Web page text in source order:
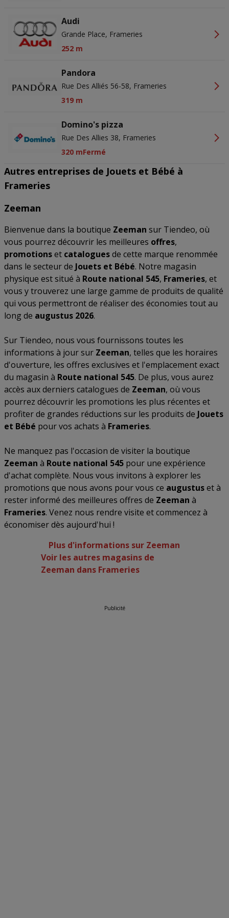
Audi
Grande Place, Frameries
252 m
Pandora
Rue Des Alliés 56-58, Frameries
319 m
Domino's pizza
Rue Des Allies 38, Frameries
320 mFermé
Autres entreprises de Jouets et Bébé à
Frameries
Zeeman
Bienvenue dans la boutique Zeeman sur Tiendeo, où
vous pourrez découvrir les meilleures offres,
promotionset cataloguesde cette marque renommée
dans le secteur de Jouets et Bébé. Notre magasin
physique est situé à Route national 545, Frameries, et
vous y trouverez une large gamme de produits de qualité
qui vous permettront de réaliser des économies tout au
long de augustus 2026.
Sur Tiendeo, nous vous fournissons toutes les
informations à jour sur Zeeman, telles que les horaires
d'ouverture, les offres exclusives et l'emplacement exact
du magasin à Route national 545. De plus, vous aurez
accès aux derniers catalogues de Zeeman, où vous
pourrez découvrir les promotions les plus récentes et
profiter de grandes réductions sur les produits de Jouets
et Bébé pour vos achats à Frameries.
Ne manquez pas l'occasion de visiter la boutique
Zeeman à Route national 545 pour une expérience
d'achat complète. Nous vous invitons à explorer les
promotions que nous avons pour vous ce augustuset à
rester informé des meilleures offres de Zeeman à
Frameries. Venez nous rendre visite et commencez à
économiser dès aujourd'hui !
Plus d'informations sur Zeeman
Voir les autres magasins de
Zeeman dans Frameries
Publicité